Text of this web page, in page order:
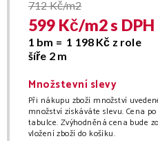
712Kč/m2
599 Kč/m2s DPH
1 bm = 1 198 Kč z role
šíře 2 m
Množstevní slevy
Při nákupu zboží množství
množství získáváte slevu. Cena
tabulce. Zvýhodněná cena bude
vložení zboží do košíku.